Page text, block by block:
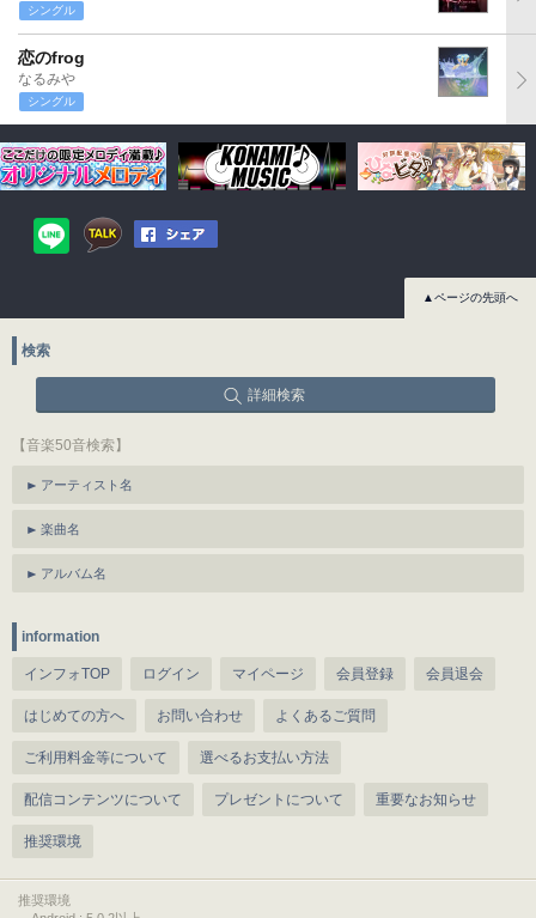
シングル
恋のfrog
なるみや
シングル
▲ページの先頭へ
検索
詳細検索
【音楽50音検索】
アーティスト名
楽曲名
アルバム名
information
インフォTOP ログイン マイページ 会員登録 会員退会
はじめての方へ お問い合わせ よくあるご質問
ご利用料金等について 選べるお支払い方法
配信コンテンツについて プレゼントについて 重要なお知らせ
推奨環境
推奨環境